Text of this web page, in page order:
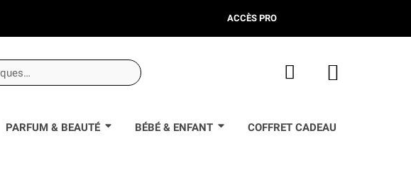
ACCÈS PRO
PARFUM & BEAUTÉ BÉBÉ & ENFANT COFFRET CADEAU